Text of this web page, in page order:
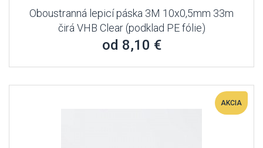
Oboustranná lepicí páska 3M 10x0,5mm 33m
čirá VHB Clear (podklad PE fólie)
od 8,10 €
AKCIA